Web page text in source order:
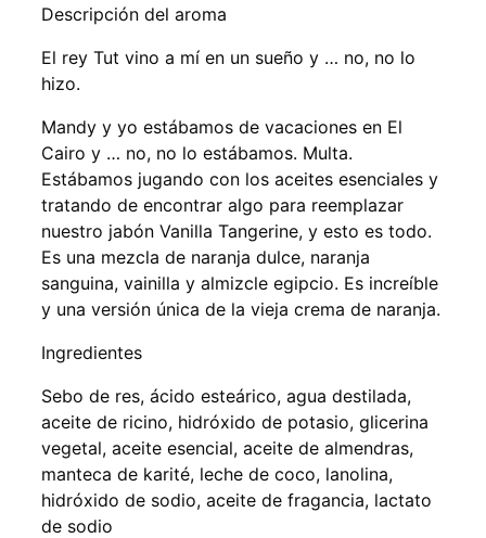
Descripción del aroma
El rey Tut vino a mí en un sueño y … no, no lo
hizo.
Mandy y yo estábamos de vacaciones en El
Cairo y … no, no lo estábamos. Multa.
Estábamos jugando con los aceites esenciales y
tratando de encontrar algo para reemplazar
nuestro jabón Vanilla Tangerine, y esto es todo.
Es una mezcla de naranja dulce, naranja
sanguina, vainilla y almizcle egipcio. Es increíble
y una versión única de la vieja crema de naranja.
Ingredientes
Sebo de res, ácido esteárico, agua destilada,
aceite de ricino, hidróxido de potasio, glicerina
vegetal, aceite esencial, aceite de almendras,
manteca de karité, leche de coco, lanolina,
hidróxido de sodio, aceite de fragancia, lactato
de sodio